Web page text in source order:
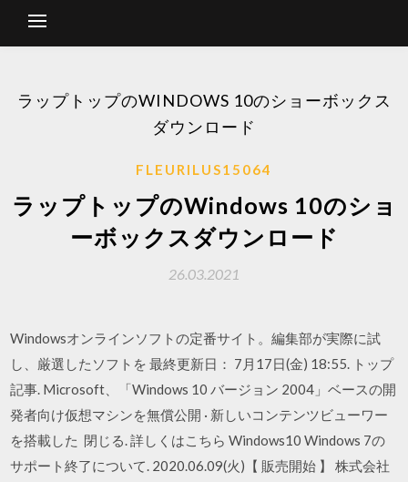
ラップトップのWINDOWS 10のショーボックス
ダウンロード
FLEURILUS15064
ラップトップのWindows 10のショ
ーボックスダウンロード
26.03.2021
Windowsオンラインソフトの定番サイト。編集部が実際に試
し、厳選したソフトを 最終更新日： 7月17日(金) 18:55. トップ
記事. Microsoft、「Windows 10 バージョン 2004」ベースの開
発者向け仮想マシンを無償公開 · 新しいコンテンツビューワー
を搭載した 閉じる. 詳しくはこちら Windows10 Windows 7の
サポート終了について. 2020.06.09(火)【 販売開始 】 株式会社